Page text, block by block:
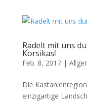
Radelt mit uns
Korsikas!
Feb. 8, 2017|
Die
einzigartige